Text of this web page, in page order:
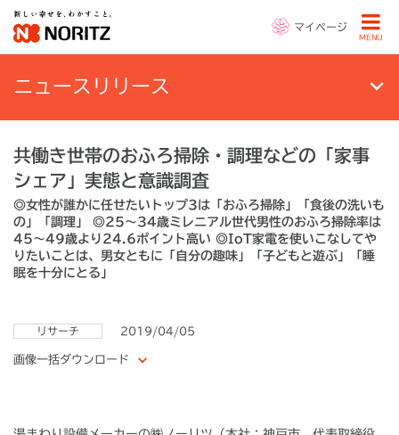
マイページ
MENU
ニュースリリース
共働き世帯のおふろ掃除・調理などの「家事
シェア」実態と意識調査
◎女性が誰かに任せたいトップ3は「おふろ掃除」「食後の洗いも
の」「調理」 ◎25～34歳ミレニアル世代男性のおふろ掃除率は
45～49歳より24.6ポイント高い ◎IoT家電を使いこなしてや
りたいことは、男女ともに「自分の趣味」「子どもと遊ぶ」「睡
眠を十分にとる」
リサーチ 2019/04/05
画像一括ダウンロード